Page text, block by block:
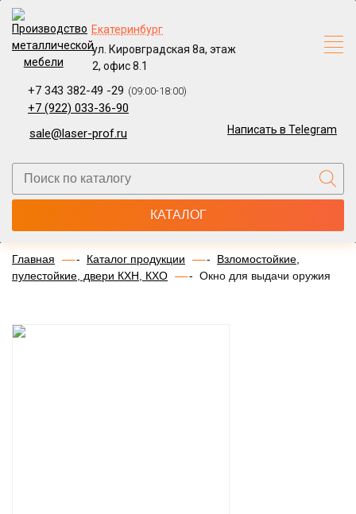
Екатеринбург
ул. Кировградская 8а, этаж
2, офис 8.1
+7 343 382-49 -29 (09:00-18:00)
+7 (922) 033-36-90
sale@laser-prof.ru
Написать в Telegram
КАТАЛОГ
Главная Каталог продукции
Взломостойкие,
пулестойкие, двери КХН, КХО
Окно для выдачи оружия